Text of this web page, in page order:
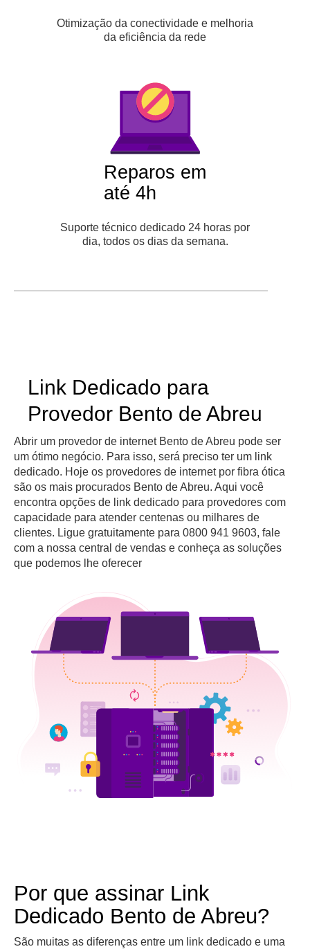
Otimização da conectividade e melhoria
da eficiência da rede
Reparos em
até 4h
Suporte técnico dedicado 24 horas por
dia, todos os dias da semana.
Link Dedicado para
Provedor Bento de Abreu
Abrir um provedor de internet Bento de Abreu pode ser
um ótimo negócio. Para isso, será preciso ter um link
dedicado. Hoje os provedores de internet por fibra ótica
são os mais procurados Bento de Abreu. Aqui você
encontra opções de link dedicado para provedores com
capacidade para atender centenas ou milhares de
clientes. Ligue gratuitamente para 0800 941 9603, fale
com a nossa central de vendas e conheça as soluções
que podemos lhe oferecer
Por que assinar Link
Dedicado Bento de Abreu?
São muitas as diferenças entre um link dedicado e uma